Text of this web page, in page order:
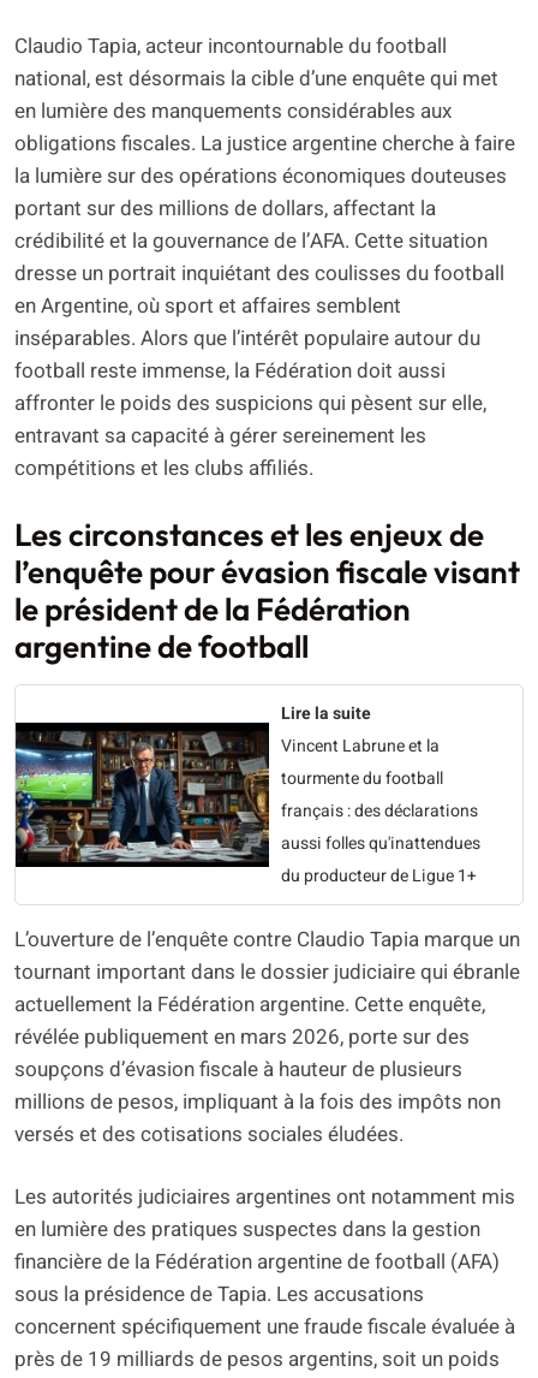
Claudio Tapia, acteur incontournable du football
national, est désormais la cible d’une enquête qui met
en lumière des manquements considérables aux
obligations fiscales. La justice argentine cherche à faire
la lumière sur des opérations économiques douteuses
portant sur des millions de dollars, affectant la
crédibilité et la gouvernance de l’AFA. Cette situation
dresse un portrait inquiétant des coulisses du football
en Argentine, où sport et affaires semblent
inséparables. Alors que l’intérêt populaire autour du
football reste immense, la Fédération doit aussi
affronter le poids des suspicions qui pèsent sur elle,
entravant sa capacité à gérer sereinement les
compétitions et les clubs affiliés.
Les circonstances et les enjeux de
l’enquête pour évasion fiscale visant
le président de la Fédération
argentine de football
Lire la suite
Vincent Labrune et la
tourmente du football
français : des déclarations
aussi folles qu'inattendues
du producteur de Ligue 1+
L’ouverture de l’enquête contre Claudio Tapia marque un
tournant important dans le dossier judiciaire qui ébranle
actuellement la Fédération argentine. Cette enquête,
révélée publiquement en mars 2026, porte sur des
soupçons d’évasion fiscale à hauteur de plusieurs
millions de pesos, impliquant à la fois des impôts non
versés et des cotisations sociales éludées.
Les autorités judiciaires argentines ont notamment mis
en lumière des pratiques suspectes dans la gestion
financière de la Fédération argentine de football (AFA)
sous la présidence de Tapia. Les accusations
concernent spécifiquement une fraude fiscale évaluée à
près de 19 milliards de pesos argentins, soit un poids